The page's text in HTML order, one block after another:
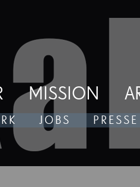
MISSION
JOBS PRESSE